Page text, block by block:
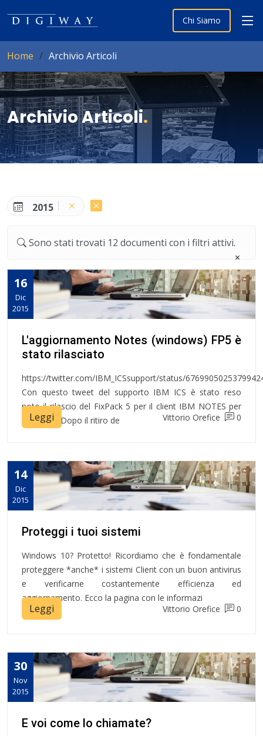
Chi Siamo
Home Archivio Articoli
Archivio Articoli.
2015
Sono stati trovati 12 documenti con i filtri attivi.
16
Dic
2015
L'aggiornamento Notes (windows) FP5 è
stato rilasciato
https://twitter.com/IBM_ICSsupport/status/
Con questo tweet del supporto IBM ICS è stato reso
noto il rilascio del FixPack 5 per il client IBM NOTES per
Windows. Dopo il ritiro de
Leggi Vittorio Orefice 0
14
Dic
2015
Proteggi i tuoi sistemi
Windows 10? Protetto! Ricordiamo che è fondamentale
proteggere *anche* i sistemi Client con un buon antivirus
e verificarne costantemente efficienza ed
aggiornamento. Ecco la pagina con le informazi
Leggi Vittorio Orefice 0
30
Nov
2015
E voi come lo chiamate?